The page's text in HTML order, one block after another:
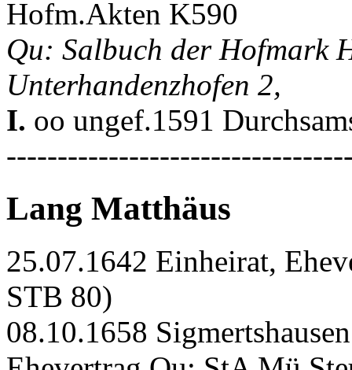
Hofm.Akten K590
Qu: Salbuch der Hofmark
Unterhandenzhofen 2,
I. oo ungef.1591
Lang Matthäus
25.07.1642 Einheirat,
STB 80)
08.10.1658